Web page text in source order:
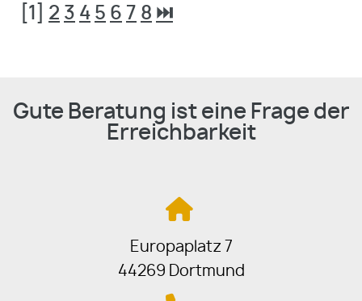
[1] 2 3 4 5 6 7 8 ⏭
Gute Beratung ist eine Frage der
Erreichbarkeit
Europaplatz 7
44269 Dortmund